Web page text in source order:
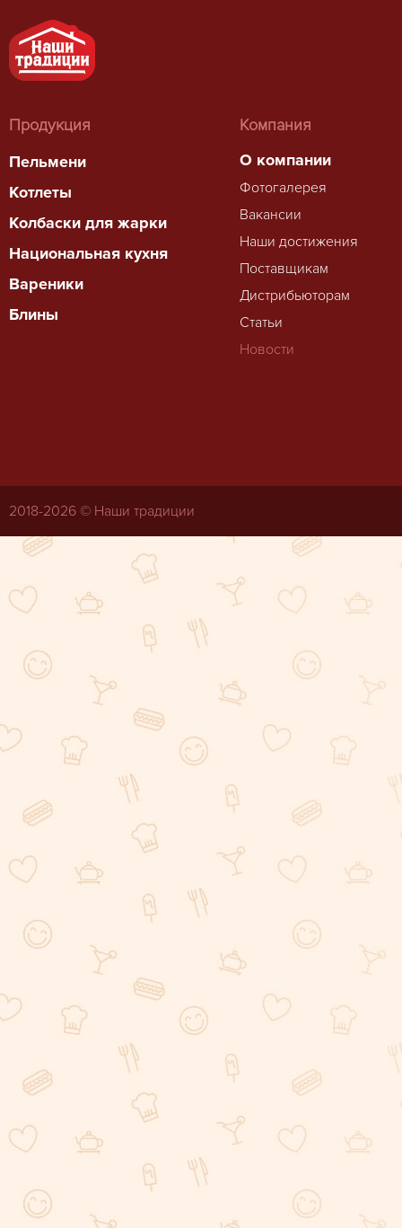
Продукция
Пельмени
Котлеты
Колбаски для жарки
Национальная кухня
Вареники
Блины
Компания
О компании
Фотогалерея
Вакансии
Наши достижения
Поставщикам
Дистрибьюторам
Статьи
Новости
2018-2026 © Наши традиции